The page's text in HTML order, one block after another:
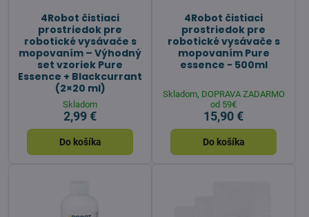
4Robot čistiaci
prostriedok pre
robotické vysávače s
mopovaním – Výhodný
set vzoriek Pure
Essence + Blackcurrant
(2×20 ml)
Skladom
2,99 €
Do košíka
4Robot čistiaci
prostriedok pre
robotické vysávače s
mopovaním Pure
essence - 500ml
Skladom, DOPRAVA ZADARMO
od 59€
15,90 €
Do košíka